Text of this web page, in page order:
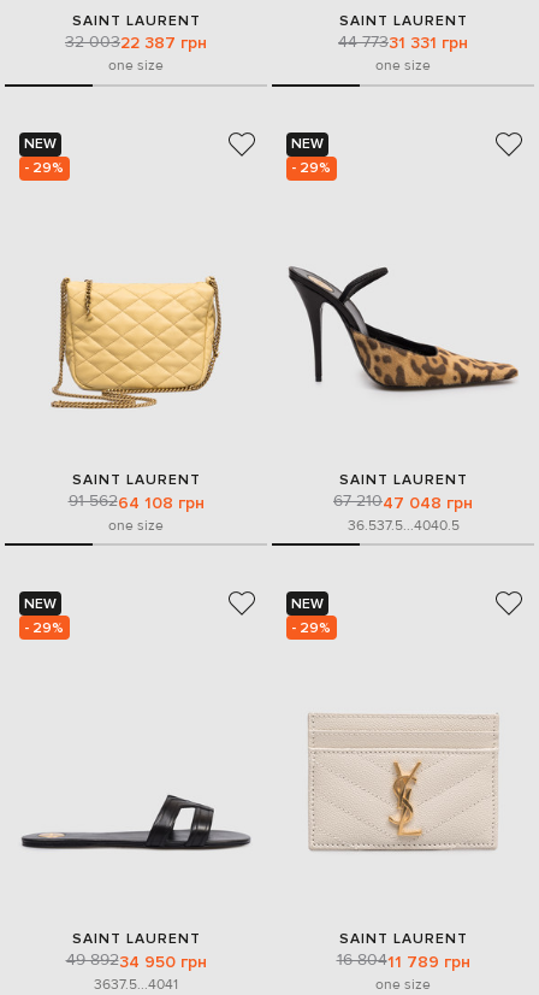
SAINT LAURENT
32 00322 387 грн
one size
SAINT LAURENT
44 77331 331 грн
one size
NEW
- 29%
SAINT LAURENT
91 56264 108 грн
one size
NEW
- 29%
SAINT LAURENT
67 21047 048 грн
36.537.5...4040.5
NEW
- 29%
SAINT LAURENT
49 89234 950 грн
3637.5...4041
NEW
- 29%
SAINT LAURENT
16 80411 789 грн
one size